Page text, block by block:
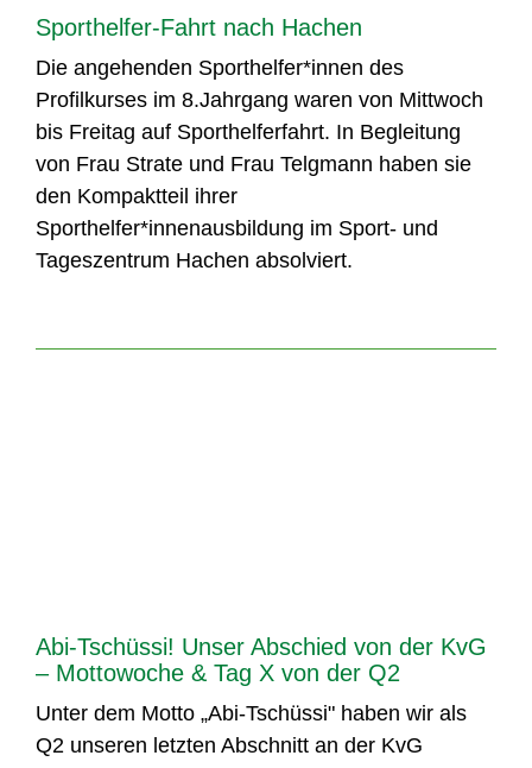
Sporthelfer-Fahrt nach Hachen
Die angehenden Sporthelfer*innen des
Profilkurses im 8.Jahrgang waren von Mittwoch
bis Freitag auf Sporthelferfahrt. In Begleitung
von Frau Strate und Frau Telgmann haben sie
den Kompaktteil ihrer
Sporthelfer*innenausbildung im Sport- und
Tageszentrum Hachen absolviert.
Abi-Tschüssi! Unser Abschied von der KvG
– Mottowoche & Tag X von der Q2
Unter dem Motto „Abi-Tschüssi" haben wir als
Q2 unseren letzten Abschnitt an der KvG